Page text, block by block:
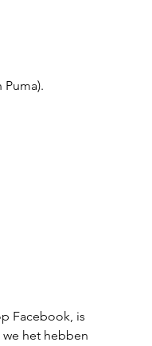
Facebook, is
het hebben